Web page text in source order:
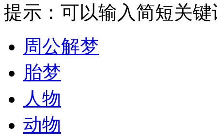
提示：可以输入简短关键
周公解梦
胎梦
人物
动物